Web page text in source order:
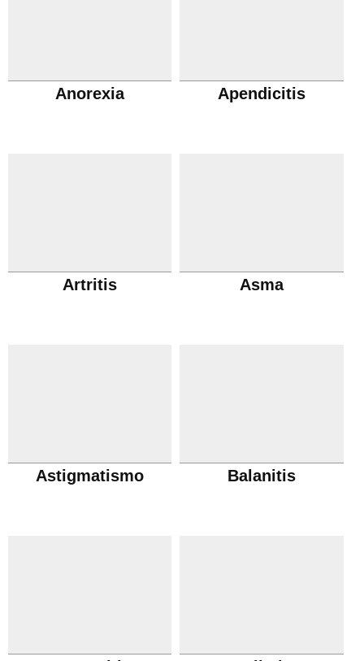
Anorexia Apendicitis
Artritis Asma
Astigmatismo Balanitis